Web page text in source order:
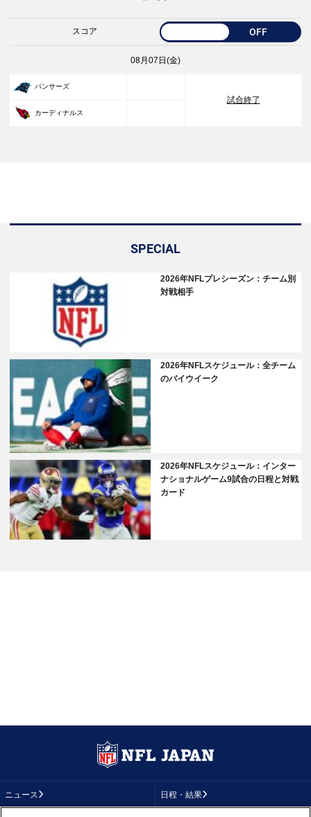
スコア OFF
08月07日(金)
パンサーズ
試合終了
カーディナルス
SPECIAL
2026年NFLプレシーズン：チーム別
対戦相手
2026年NFLスケジュール：全チーム
のバイウイーク
2026年NFLスケジュール：インター
ナショナルゲーム9試合の日程と対戦
カード
ニュース 日程・結果